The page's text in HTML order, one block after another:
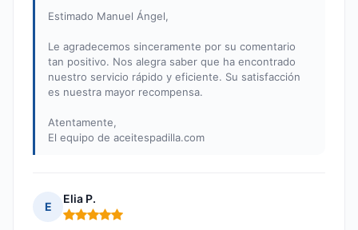
Estimado Manuel Ángel,
Le agradecemos sinceramente por su comentario
tan positivo. Nos alegra saber que ha encontrado
nuestro servicio rápido y eficiente. Su satisfacción
es nuestra mayor recompensa.
Atentamente,
El equipo de aceitespadilla.com
E
Elia P.
Nota: 5 de 5